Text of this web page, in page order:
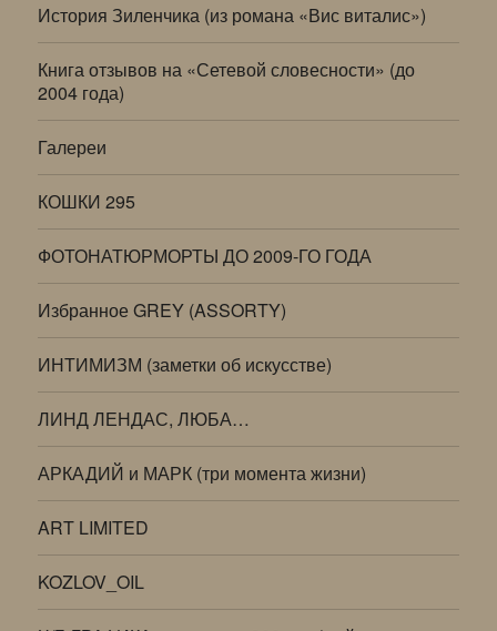
История Зиленчика (из романа «Вис виталис»)
Книга отзывов на «Сетевой словесности» (до
2004 года)
Галереи
КОШКИ 295
ФОТОНАТЮРМОРТЫ ДО 2009-ГО ГОДА
Избранное GREY (ASSORTY)
ИНТИМИЗМ (заметки об искусстве)
ЛИНД ЛЕНДАС, ЛЮБА…
АРКАДИЙ и МАРК (три момента жизни)
ART LIMITED
KOZLOV_OIL